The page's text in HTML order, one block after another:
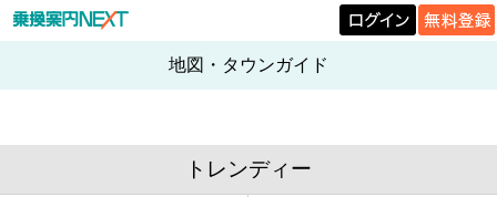
地図・タウンガイド
トレンディー